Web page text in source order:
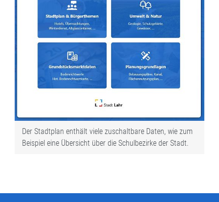
Der Stadtplan enthält viele zuschaltbare Daten, wie zum
Beispiel eine Übersicht über die Schulbezirke der Stadt.